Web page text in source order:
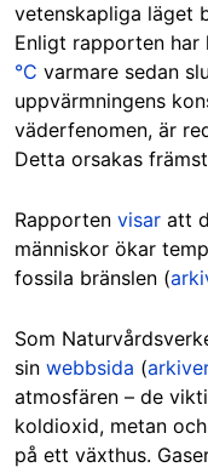
vetenskapliga läget
Enligt rapporten
°C varmare sedan
uppvärmningens
väderfenomen, är
Detta orsakas
Rapporten visar att
människor ökar
fossila bränslen (
Som
sin webbsida (
atmosfären – de
koldioxid, metan
på ett växthus.